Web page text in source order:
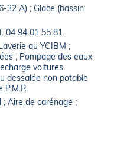
32 A) ; Glace (bassin
04 94 01 55 81.
au YCIBM ;
; Pompage des eaux
voitures
dessalée non potable
P.M.R.
Aire de carénage ;